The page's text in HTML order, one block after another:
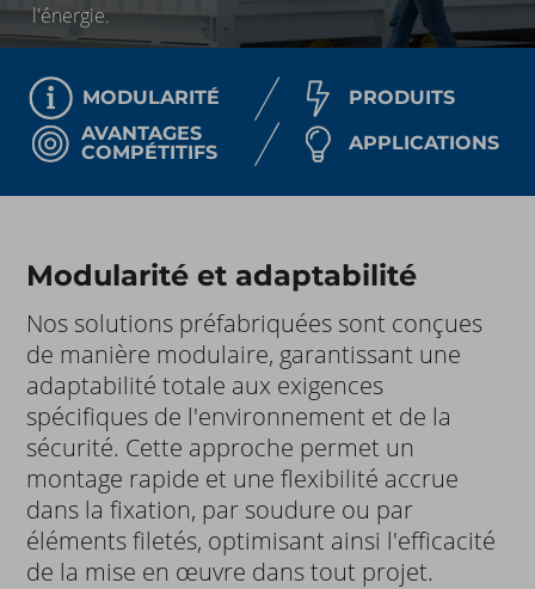
l'énergie.
MODULARITÉ
PRODUITS
AVANTAGES
COMPÉTITIFS
APPLICATIONS
Modularité et adaptabilité
Nos solutions préfabriquées sont conçues
de manière modulaire, garantissant une
adaptabilité totale aux exigences
spécifiques de l'environnement et de la
sécurité. Cette approche permet un
montage rapide et une flexibilité accrue
dans la fixation, par soudure ou par
éléments filetés, optimisant ainsi l'efficacité
de la mise en œuvre dans tout projet.